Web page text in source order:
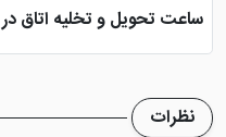
دریافت نمایید.
ساعت تحویل و تخلیه اتاق
نظرات